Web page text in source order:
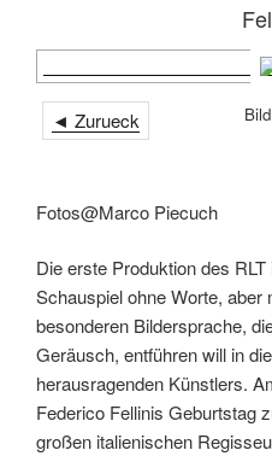
◄ Zurueck
Fotos@Marco Piecuch
Die erste Produktion des
Schauspiel ohne Worte, aber
besonderen Bildersprache,
Geräusch, entführen will in
herausragenden Künstlers.
Federico Fellinis Geburtstag
großen italienischen